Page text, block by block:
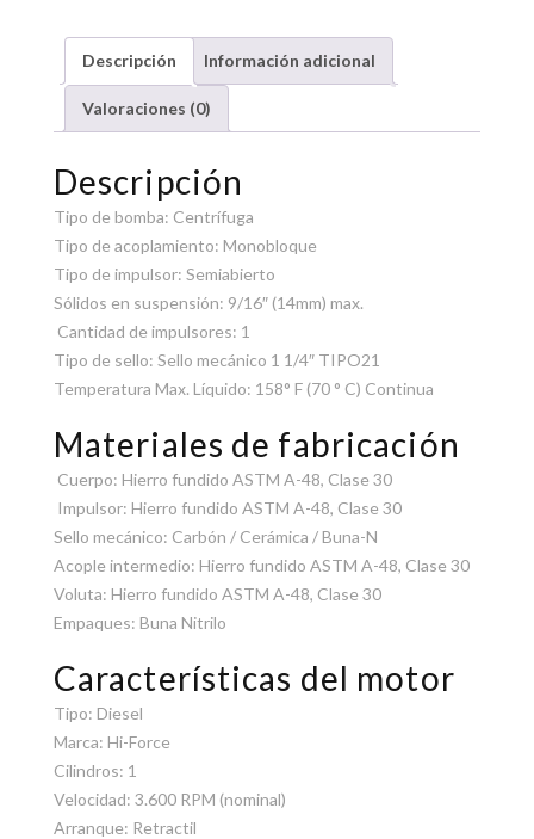
Descripción Información adicional
Valoraciones (0)
Descripción
Tipo de bomba: Centrífuga
Tipo de acoplamiento: Monobloque
Tipo de impulsor: Semiabierto
Sólidos en suspensión: 9/16″ (14mm) max.
Cantidad de impulsores: 1
Tipo de sello: Sello mecánico 1 1/4″ TIPO21
Temperatura Max. Líquido: 158° F (70 ° C) Continua
Materiales de fabricación
Cuerpo: Hierro fundido ASTM A-48, Clase 30
Impulsor: Hierro fundido ASTM A-48, Clase 30
Sello mecánico: Carbón / Cerámica / Buna-N
Acople intermedio: Hierro fundido ASTM A-48, Clase 30
Voluta: Hierro fundido ASTM A-48, Clase 30
Empaques: Buna Nitrilo
Características del motor
Tipo: Diesel
Marca: Hi-Force
Cilindros: 1
Velocidad: 3.600 RPM (nominal)
Arranque: Retractil